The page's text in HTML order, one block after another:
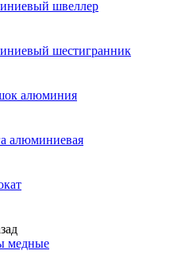
швеллер
шестигранник
алюминия
алюминиевая
медные